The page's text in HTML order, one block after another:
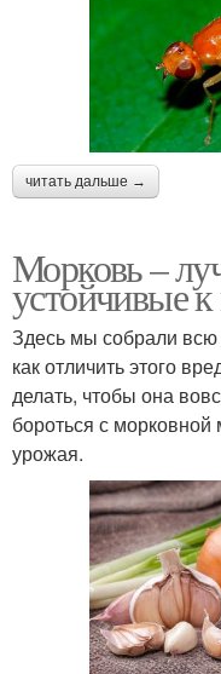
читать дальше →
Морковь –
устойчивые
Здесь мы собрали
как отличить этого
делать, чтобы она
бороться с
урожая.